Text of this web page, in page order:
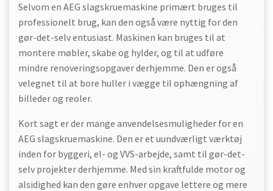
Selvom en AEG slagskruemaskine primært bruges til
professionelt brug, kan den også være nyttig for den
gør-det-selv entusiast. Maskinen kan bruges til at
montere møbler, skabe og hylder, og til at udføre
mindre renoveringsopgaver derhjemme. Den er også
velegnet til at bore huller i vægge til ophængning af
billeder og reoler.
Kort sagt er der mange anvendelsesmuligheder for en
AEG slagskruemaskine. Den er et uundværligt værktøj
inden for byggeri, el- og VVS-arbejde, samt til gør-det-
selv projekter derhjemme. Med sin kraftfulde motor og
alsidighed kan den gøre enhver opgave lettere og mere